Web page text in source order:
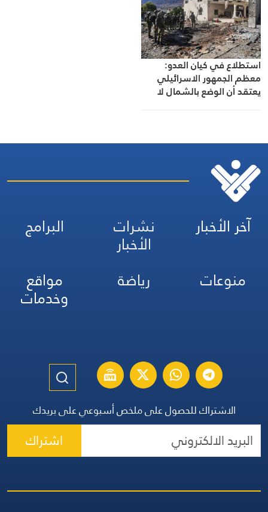
استطلاع في كيان العدو:
معظم الجمهور الاسرائيلي
يعتقد أن الوضع بالشمال لا
آخر الأخبار نشرات
الأخبار
البرامج
منوعات
رياضة مواقع
وخدمات
الاشتراك للحصول على ملخص أسبوعي على بريدك
اشتراك